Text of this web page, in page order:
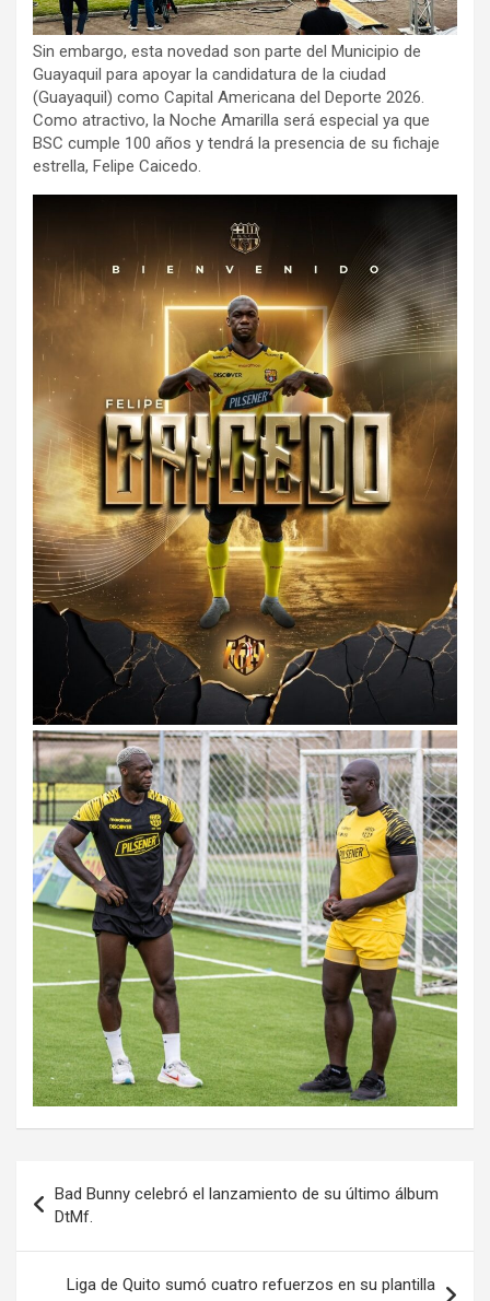
Sin embargo, esta novedad son parte del Municipio de
Guayaquil para apoyar la candidatura de la ciudad
(Guayaquil) como Capital Americana del Deporte 2026.
Como atractivo, la Noche Amarilla será especial ya que
BSC cumple 100 años y tendrá la presencia de su fichaje
estrella, Felipe Caicedo.
de
entradas
Bad Bunny celebró el lanzamiento de su último álbum
DtMf.
Liga de Quito sumó cuatro refuerzos en su plantilla